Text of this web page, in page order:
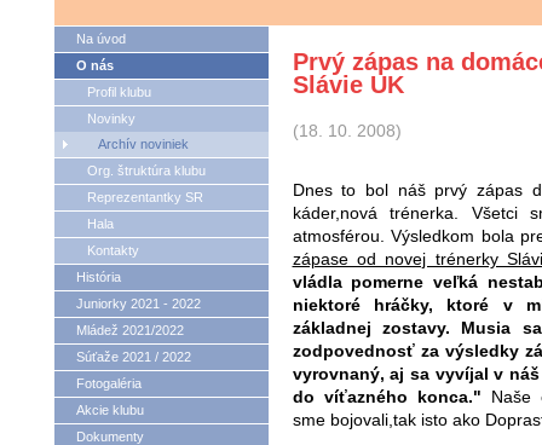
Na úvod
O nás
Profil klubu
Novinky
Archív noviniek
Org. štruktúra klubu
Reprezentantky SR
Hala
Kontakty
História
Juniorky 2021 - 2022
Mládež 2021/2022
Súťaže 2021 / 2022
Fotogaléria
Akcie klubu
Dokumenty
Prvý zápas na
Slávie UK
(18. 10. 2008)
Dnes to bol náš prvý zápas
káder,nová trénerka.
atmosférou. Výsledkom bola
zápase od novej trénerky
vládla pomerne veľká
niektoré hráčky, ktoré v
základnej zostavy. Musia
zodpovednosť za výsledky
vyrovnaný, aj sa vyvíjal v
do víťazného konca." Naše
sme bojovali,tak isto ako